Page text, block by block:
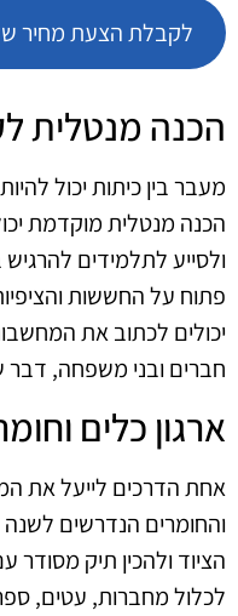
לקבלת הצעת מחיר
הכנה מנטלית
מעבר בין כיתות יכול
הכנה מנטלית מוקדמת
ולסייע לתלמידים
פתוח על החששות
יכולים לכתוב את
חברים ובני משפחה,
ארגון כלים
אחת הדרכים לייעל את
והחומרים הנדרשים
הציוד ולהכין תיק מסודר
לכלול מחברות, עטים,